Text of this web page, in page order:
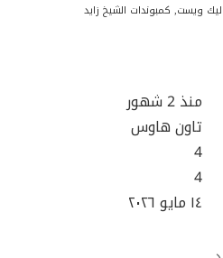
ويست, كمبوندات الشيخ زايد
منذ 2 شهور
تاون هاوس
4
4
١٤ مايو ٢٠٢٦